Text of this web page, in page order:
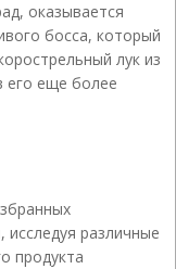
оказывается
босса, который
лук из
его еще более
различные
продукта